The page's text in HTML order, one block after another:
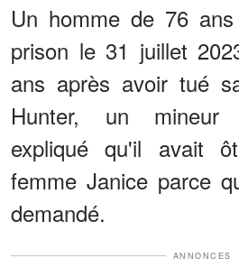
Un homme de 76
prison le 31 juillet
ans après avoir tué
Hunter, un mineur
expliqué qu'il avait
femme Janice parce
demandé.
ANNONCES